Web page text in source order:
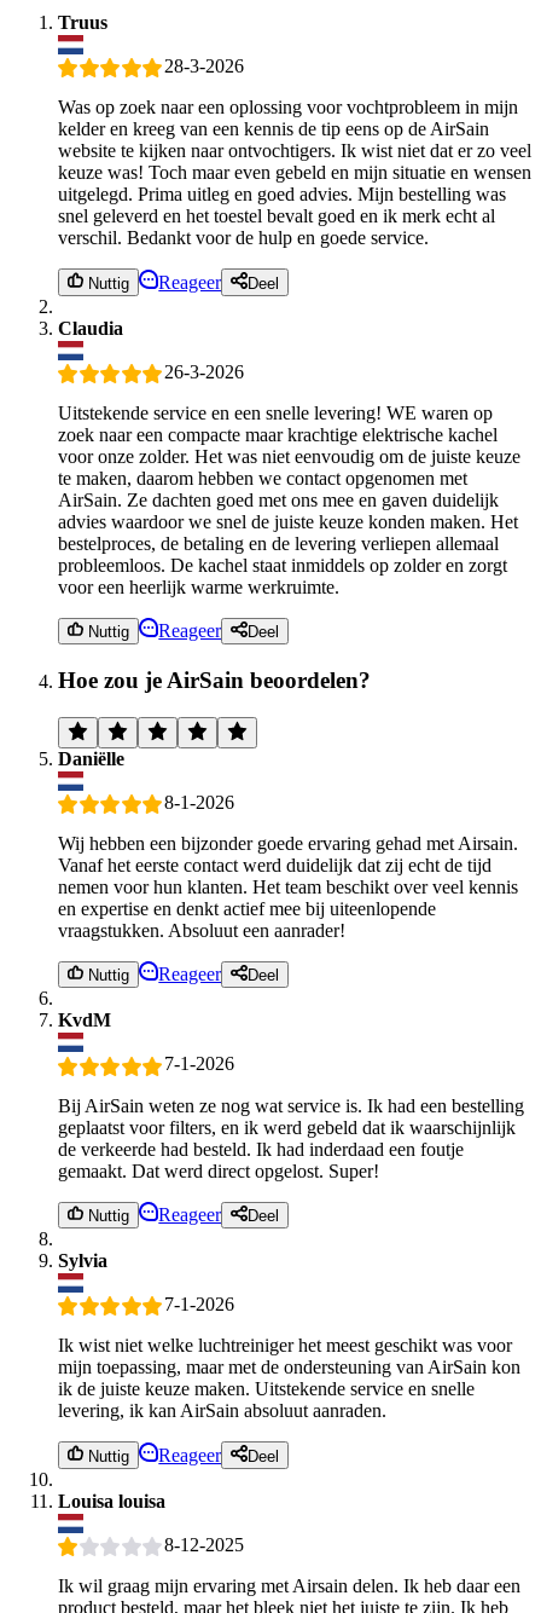
Truus
28-3-2026
Was op zoek naar een oplossing voor vochtprobleem in mijn
kelder en kreeg van een kennis de tip eens op de AirSain
website te kijken naar ontvochtigers. Ik wist niet dat er zo veel
keuze was! Toch maar even gebeld en mijn situatie en wensen
uitgelegd. Prima uitleg en goed advies. Mijn bestelling was
snel geleverd en het toestel bevalt goed en ik merk echt al
verschil. Bedankt voor de hulp en goede service.
Nuttig Reageer Deel
Claudia
26-3-2026
Uitstekende service en een snelle levering! WE waren op
zoek naar een compacte maar krachtige elektrische kachel
voor onze zolder. Het was niet eenvoudig om de juiste keuze
te maken, daarom hebben we contact opgenomen met
AirSain. Ze dachten goed met ons mee en gaven duidelijk
advies waardoor we snel de juiste keuze konden maken. Het
bestelproces, de betaling en de levering verliepen allemaal
probleemloos. De kachel staat inmiddels op zolder en zorgt
voor een heerlijk warme werkruimte.
Nuttig Reageer Deel
Hoe zou je AirSain beoordelen?
Daniëlle
8-1-2026
Wij hebben een bijzonder goede ervaring gehad met Airsain.
Vanaf het eerste contact werd duidelijk dat zij echt de tijd
nemen voor hun klanten. Het team beschikt over veel kennis
en expertise en denkt actief mee bij uiteenlopende
vraagstukken. Absoluut een aanrader!
Nuttig Reageer Deel
KvdM
7-1-2026
Bij AirSain weten ze nog wat service is. Ik had een bestelling
geplaatst voor filters, en ik werd gebeld dat ik waarschijnlijk
de verkeerde had besteld. Ik had inderdaad een foutje
gemaakt. Dat werd direct opgelost. Super!
Nuttig Reageer Deel
Sylvia
7-1-2026
Ik wist niet welke luchtreiniger het meest geschikt was voor
mijn toepassing, maar met de ondersteuning van AirSain kon
ik de juiste keuze maken. Uitstekende service en snelle
levering, ik kan AirSain absoluut aanraden.
Nuttig Reageer Deel
Louisa louisa
8-12-2025
Ik wil graag mijn ervaring met Airsain delen. Ik heb daar een
product besteld, maar het bleek niet het juiste te zijn. Ik heb